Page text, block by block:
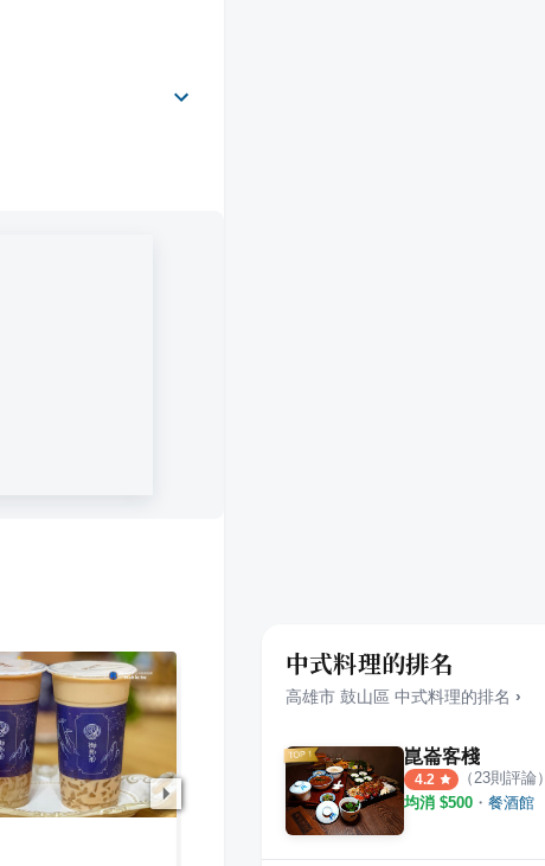
吳家肉粽（丫惠肉粽店
中式料理的排名
高雄市 鼓山區 中式料理的排名 ›
崑崙客棧
4.2 （23則評論）
均消 $500 ・ 餐酒館